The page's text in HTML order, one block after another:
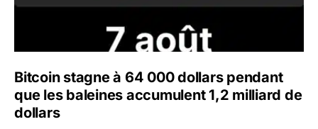
Bitcoin stagne à 64 000 dollars pendant
que les baleines accumulent 1,2 milliard de
dollars